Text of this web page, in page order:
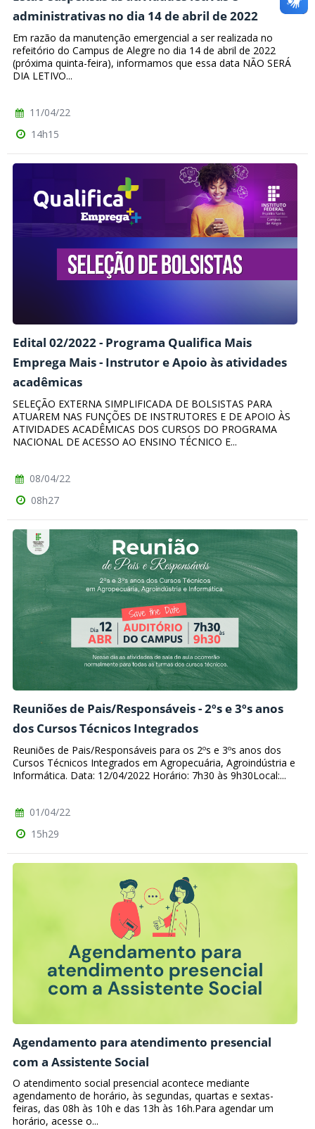
administrativas no dia 14 de abril de 2022
Em razão da manutenção emergencial a ser realizada no
refeitório do Campus de Alegre no dia 14 de abril de 2022
(próxima quinta-feira), informamos que essa data NÃO SERÁ
DIA LETIVO...
11/04/22
14h15
Edital 02/2022 - Programa Qualifica Mais
Emprega Mais - Instrutor e Apoio às atividades
acadêmicas
SELEÇÃO EXTERNA SIMPLIFICADA DE BOLSISTAS PARA
ATUAREM NAS FUNÇÕES DE INSTRUTORES E DE APOIO ÀS
ATIVIDADES ACADÊMICAS DOS CURSOS DO PROGRAMA
NACIONAL DE ACESSO AO ENSINO TÉCNICO E...
08/04/22
08h27
Reuniões de Pais/Responsáveis - 2ºs e 3ºs anos
dos Cursos Técnicos Integrados
Reuniões de Pais/Responsáveis para os 2ºs e 3ºs anos dos
Cursos Técnicos Integrados em Agropecuária, Agroindústria e
Informática. Data: 12/04/2022 Horário: 7h30 às 9h30Local:...
01/04/22
15h29
Agendamento para atendimento presencial
com a Assistente Social
O atendimento social presencial acontece mediante
agendamento de horário, às segundas, quartas e sextas-
feiras, das 08h às 10h e das 13h às 16h.Para agendar um
horário, acesse o...